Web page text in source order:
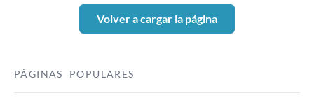
Volver a cargar la página
PÁGINAS POPULARES